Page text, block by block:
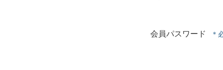
会員パスワード